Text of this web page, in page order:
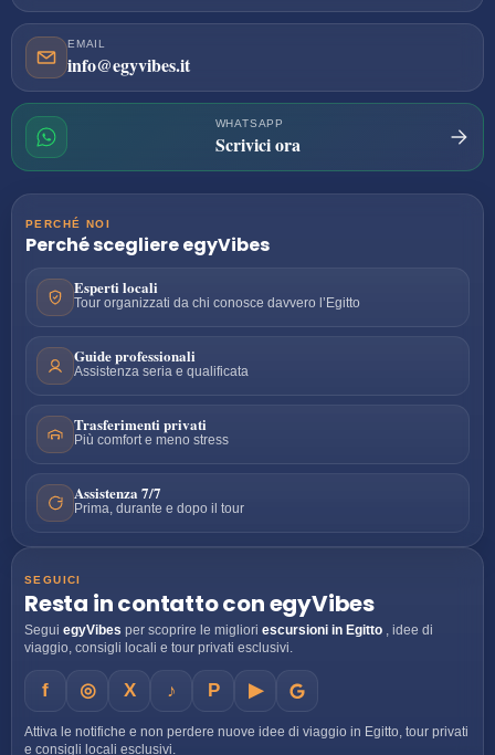
EMAIL
info@egyvibes.it
WHATSAPP
Scrivici ora
PERCHÉ NOI
Perché scegliereegyVibes
Esperti locali
Tour organizzati da chi conosce davvero l’Egitto
Guide professionali
Assistenza seria e qualificata
Trasferimenti privati
Più comfort e meno stress
Assistenza 7/7
Prima, durante e dopo il tour
SEGUICI
Resta in contatto con egyVibes
Segui egyVibes per scoprire le migliori escursioni in Egitto
, idee di
viaggio, consigli locali e tour privati esclusivi.
f ◎ X ♪ P ▶
Attiva le notifiche e non perdere nuove idee di viaggio in Egitto, tour privati
e consigli locali esclusivi.